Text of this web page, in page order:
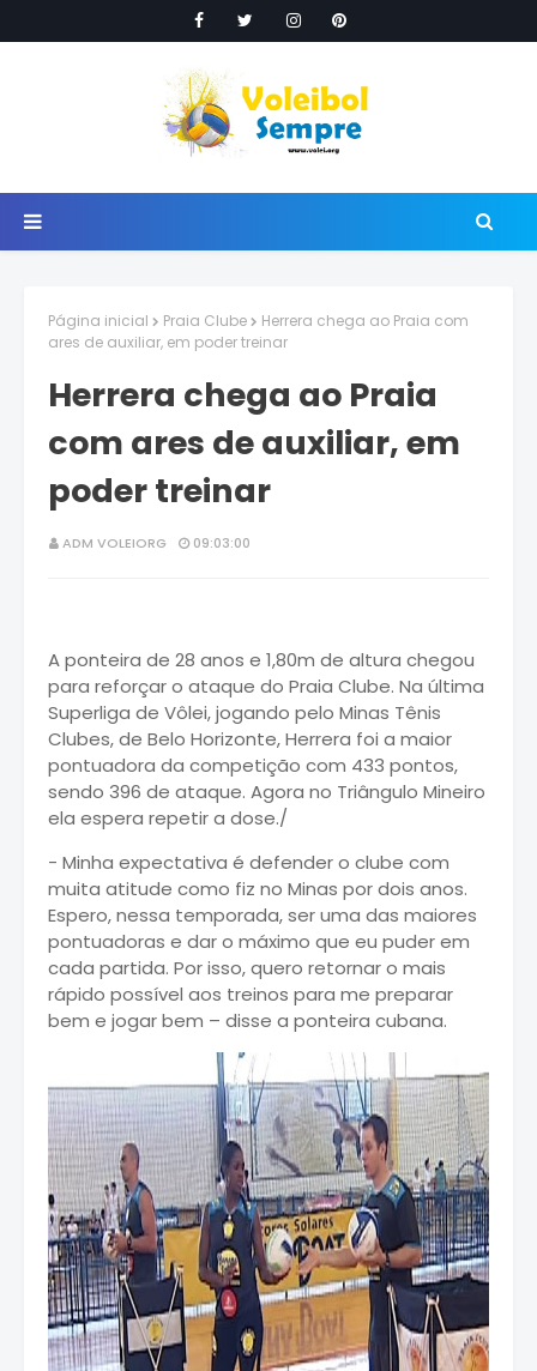
Página inicial Praia Clube
Herrera chega ao Praia com
ares de auxiliar, em poder treinar
Herrera chega ao Praia
com ares de auxiliar, em
poder treinar
ADM VOLEIORG 09:03:00
A ponteira de 28 anos e 1,80m de altura chegou
para reforçar o ataque do Praia Clube. Na última
Superliga de Vôlei, jogando pelo Minas Tênis
Clubes, de Belo Horizonte, Herrera foi a maior
pontuadora da competição com 433 pontos,
sendo 396 de ataque. Agora no Triângulo Mineiro
ela espera repetir a dose./
- Minha expectativa é defender o clube com
muita atitude como fiz no Minas por dois anos.
Espero, nessa temporada, ser uma das maiores
pontuadoras e dar o máximo que eu puder em
cada partida. Por isso, quero retornar o mais
rápido possível aos treinos para me preparar
bem e jogar bem – disse a ponteira cubana.